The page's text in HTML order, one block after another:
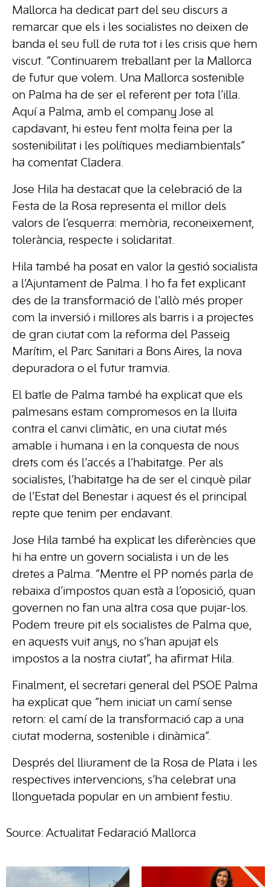
Mallorca ha dedicat part del seu discurs a
remarcar que els i les socialistes no deixen de
banda el seu full de ruta tot i les crisis que hem
viscut. “Continuarem treballant per la Mallorca
de futur que volem. Una Mallorca sostenible
on Palma ha de ser el referent per tota l’illa.
Aquí a Palma, amb el company Jose al
capdavant, hi esteu fent molta feina per la
sostenibilitat i les polítiques mediambientals”
ha comentat Cladera.
Jose Hila ha destacat que la celebració de la
Festa de la Rosa representa el millor dels
valors de l’esquerra: memòria, reconeixement,
tolerància, respecte i solidaritat.
Hila també ha posat en valor la gestió socialista
a l’Ajuntament de Palma. I ho fa fet explicant
des de la transformació de l’allò més proper
com la inversió i millores als barris i a projectes
de gran ciutat com la reforma del Passeig
Marítim, el Parc Sanitari a Bons Aires, la nova
depuradora o el futur tramvia.
El batle de Palma també ha explicat que els
palmesans estam compromesos en la lluita
contra el canvi climàtic, en una ciutat més
amable i humana i en la conquesta de nous
drets com és l’accés a l’habitatge. Per als
socialistes, l’habitatge ha de ser el cinquè pilar
de l’Estat del Benestar i aquest és el principal
repte que tenim per endavant.
Jose Hila també ha explicat les diferències que
hi ha entre un govern socialista i un de les
dretes a Palma. “Mentre el PP només parla de
rebaixa d’impostos quan està a l’oposició, quan
governen no fan una altra cosa que pujar-los.
Podem treure pit els socialistes de Palma que,
en aquests vuit anys, no s’han apujat els
impostos a la nostra ciutat”, ha afirmat Hila.
Finalment, el secretari general del PSOE Palma
ha explicat que “hem iniciat un camí sense
retorn: el camí de la transformació cap a una
ciutat moderna, sostenible i dinàmica”.
Després del lliurament de la Rosa de Plata i les
respectives intervencions, s’ha celebrat una
llonguetada popular en un ambient festiu.
Source: Actualitat Fedaració Mallorca